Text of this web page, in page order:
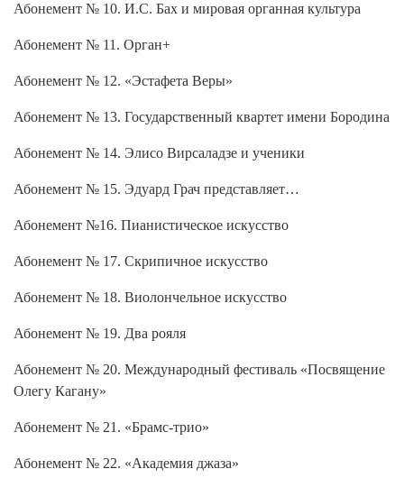
Абонемент № 10. И.С. Бах и мировая органная культура
Абонемент № 11. Орган+
Абонемент № 12. «Эстафета Веры»
Абонемент № 13. Государственный квартет имени Бородина
Абонемент № 14. Элисо Вирсаладзе и ученики
Абонемент № 15. Эдуард Грач представляет…
Абонемент №16. Пианистическое искусство
Абонемент № 17. Скрипичное искусство
Абонемент № 18. Виолончельное искусство
Абонемент № 19. Два рояля
Абонемент № 20. Международный фестиваль «Посвящение
Олегу Кагану»
Абонемент № 21. «Брамс-трио»
Абонемент № 22. «Академия джаза»